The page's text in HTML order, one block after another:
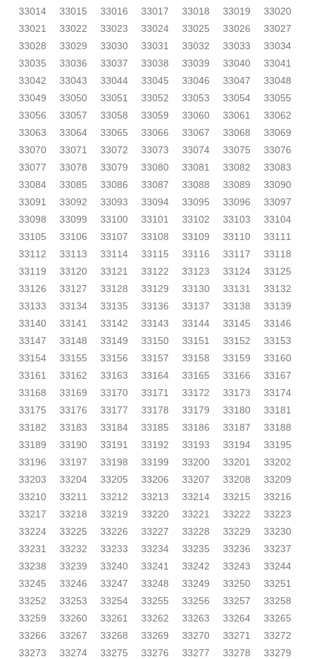
33014
33015 33016 33017 33018 33019
33020
33021
33022 33023 33024 33025 33026
33027
33028
33029 33030 33031 33032 33033
33034
33035
33036 33037 33038 33039 33040
33041
33042
33043 33044 33045 33046 33047
33048
33049
33050 33051 33052 33053 33054
33055
33056
33057 33058 33059 33060 33061
33062
33063
33064 33065 33066 33067 33068
33069
33070
33071 33072 33073 33074 33075
33076
33077
33078 33079 33080 33081 33082
33083
33084
33085 33086 33087 33088 33089
33090
33091
33092 33093 33094 33095 33096
33097
33098
33099 33100 33101 33102 33103
33104
33105
33106 33107 33108 33109 33110
33111
33112
33113 33114 33115 33116 33117
33118
33119
33120 33121 33122 33123 33124
33125
33126
33127 33128 33129 33130 33131
33132
33133
33134 33135 33136 33137 33138
33139
33140
33141 33142 33143 33144 33145
33146
33147
33148 33149 33150 33151 33152
33153
33154
33155 33156 33157 33158 33159
33160
33161
33162 33163 33164 33165 33166
33167
33168
33169 33170 33171 33172 33173
33174
33175
33176 33177 33178 33179 33180
33181
33182
33183 33184 33185 33186 33187
33188
33189
33190 33191 33192 33193 33194
33195
33196
33197 33198 33199 33200 33201
33202
33203
33204 33205 33206 33207 33208
33209
33210
33211 33212 33213 33214 33215
33216
33217
33218 33219 33220 33221 33222
33223
33224
33225 33226 33227 33228 33229
33230
33231
33232 33233 33234 33235 33236
33237
33238
33239 33240 33241 33242 33243
33244
33245
33246 33247 33248 33249 33250
33251
33252
33253 33254 33255 33256 33257
33258
33259
33260 33261 33262 33263 33264
33265
33266
33267 33268 33269 33270 33271
33272
33273
33274 33275 33276 33277 33278
33279